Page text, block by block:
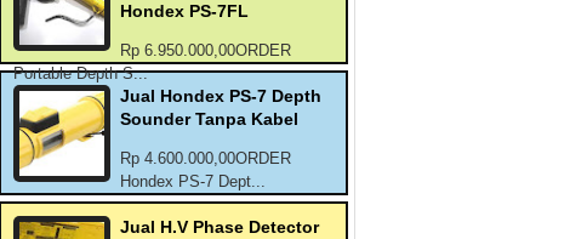
Hondex PS-7FL
Rp 6.950.000,00ORDER
Portable Depth S...
Jual Hondex PS-7 Depth
Sounder Tanpa Kabel
Rp 4.600.000,00ORDER
Hondex PS-7 Dept...
Jual H.V Phase Detector